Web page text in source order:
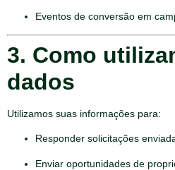
Eventos de conversão em
3. Como
dados
Utilizamos suas informações para:
Responder solicitações
Enviar oportunidades de